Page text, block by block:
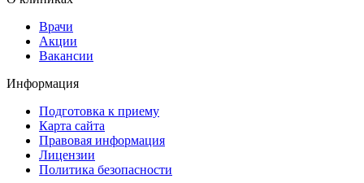
Врачи
Акции
Вакансии
Информация
Подготовка к приему
Карта сайта
Правовая информация
Лицензии
Политика безопасности